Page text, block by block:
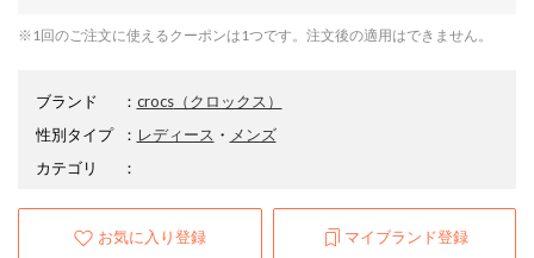
※1回のご注文に使えるクーポンは1つです。注文後の適用はできません。
ブランド ： crocs（クロックス）
性別タイプ
： レディース ・ メンズ
カテゴリ
：
お気に入り登録 マイブランド登録